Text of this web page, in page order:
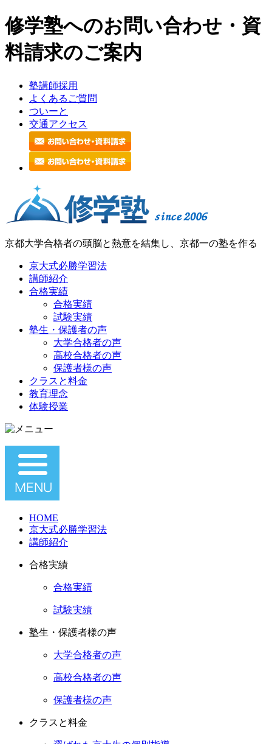
修学塾へのお問い合わせ・資
料請求のご案内
塾講師採用
よくあるご質問
ついーと
交通アクセス
京都大学合格者の頭脳と熱意を結集し、京都一の塾を作る
京大式必勝学習法
講師紹介
合格実績
合格実績
試験実績
塾生・保護者の声
大学合格者の声
高校合格者の声
保護者様の声
クラスと料金
教育理念
体験授業
HOME
京大式必勝学習法
講師紹介
合格実績
合格実績
試験実績
塾生・保護者様の声
大学合格者の声
高校合格者の声
保護者様の声
クラスと料金